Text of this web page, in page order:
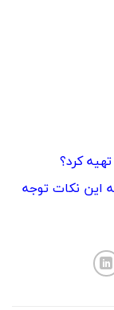
کرد؟
این نکات توجه